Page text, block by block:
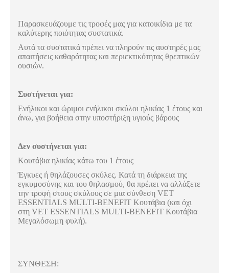
Παρασκευάζουμε τις τροφές μας για κατοικίδια με τα
καλύτερης ποιότητας συστατικά.
Αυτά τα συστατικά πρέπει να πληρούν τις αυστηρές μας
απαιτήσεις καθαρότητας και περιεκτικότητας θρεπτικών
ουσιών.
Συστήνεται για:
Ενήλικοι και ώριμοι ενήλικοι σκύλοι ηλικίας 1 έτους και
άνω, για βοήθεια στην υποστήριξη υγιούς βάρους
Δεν συστήνεται για:
Κουτάβια ηλικίας κάτω του 1 έτους
Έγκυες ή θηλάζουσες σκύλες. Κατά τη διάρκεια της
εγκυμοσύνης και του θηλασμού, θα πρέπει να αλλάξετε
την τροφή στους σκύλους σε μια σύνθεση VET
ESSENTIALS MULTI-BENEFIT Κουτάβια (και όχι
στη VET ESSENTIALS MULTI-BENEFIT Κουτάβια
Μεγαλόσωμη φυλή).
ΣΥΝΘΕΣΗ: